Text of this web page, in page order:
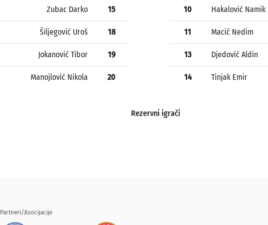
Zubac Darko 15
Šiljegović Uroš 18
Jokanović Tibor 19
Manojlović Nikola 20
10 Hakalović Namik
11 Macić Nedim
13 Djedović Aldin
14 Tinjak Emir
Rezervni igrači
Partneri/Asocijacije